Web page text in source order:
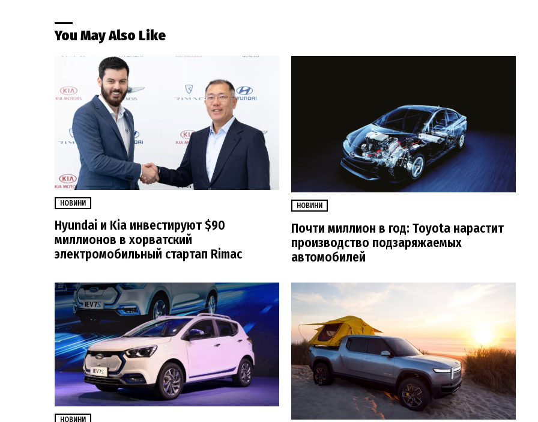
You May Also Like
НОВИНИ
Hyundai и Kia инвестируют $90
миллионов в хорватский
электромобильный стартап Rimac
НОВИНИ
Почти миллион в год: Toyota нарастит
производство подзаряжаемых
автомобилей
НОВИНИ